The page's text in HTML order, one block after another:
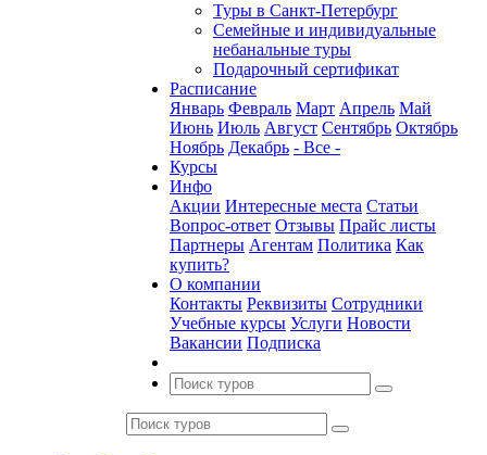
Туры в Санкт-Петербург
Семейные и индивидуальные
небанальные туры
Подарочный сертификат
Расписание
Январь Февраль Март Апрель Май
Июнь Июль Август Сентябрь Октябрь
Ноябрь Декабрь - Все -
Курсы
Инфо
Акции Интересные места Статьи
Вопрос-ответ Отзывы Прайс листы
Партнеры Агентам Политика Как
купить?
О компании
Контакты Реквизиты Сотрудники
Учебные курсы Услуги Новости
Вакансии Подписка